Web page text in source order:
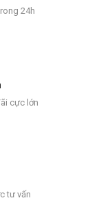
24h
cực lớn
tư vấn